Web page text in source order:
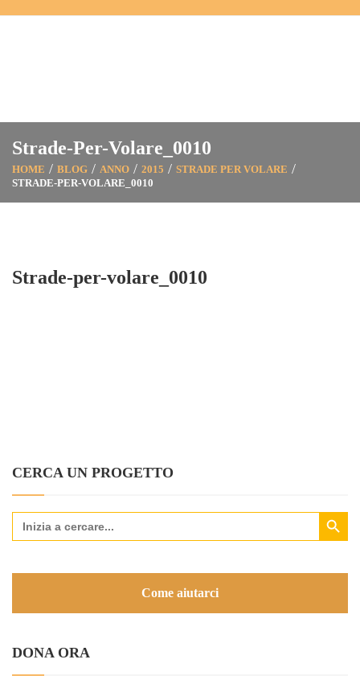
Strade-Per-Volare_0010
HOME BLOG ANNO 2015
STRADE PER VOLARE
STRADE-PER-VOLARE_0010
Strade-per-volare_0010
CERCA UN PROGETTO
Search
for:
Search Button
Come aiutarci
DONA ORA